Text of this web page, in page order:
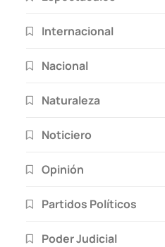
Internacional
Nacional
Naturaleza
Noticiero
Opinión
Partidos Políticos
Poder Judicial